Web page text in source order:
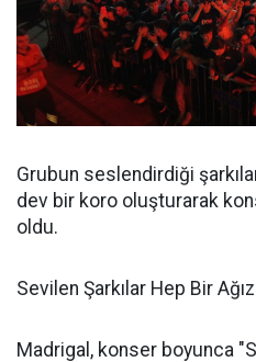
Grubun seslendirdiği
dev bir koro oluşturarak
oldu.
Sevilen Şarkılar Hep Bir
Madrigal, konser boyunca